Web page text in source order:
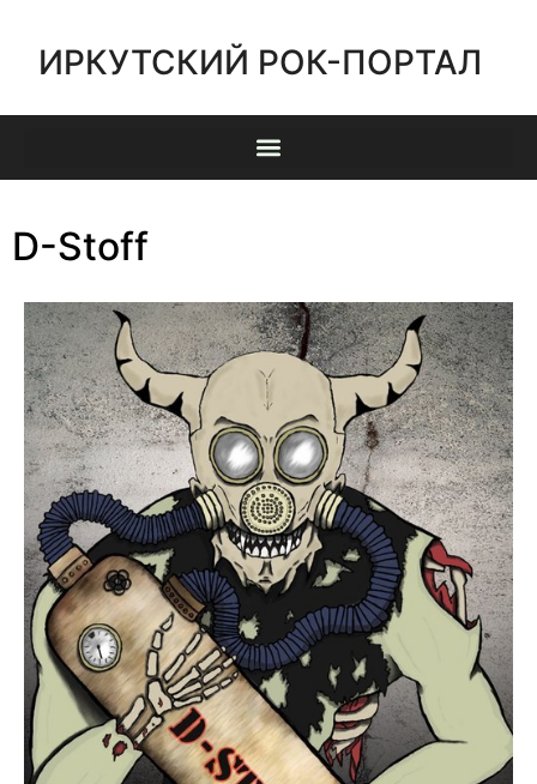
ИРКУТСКИЙ РОК-ПОРТАЛ
D-Stoff